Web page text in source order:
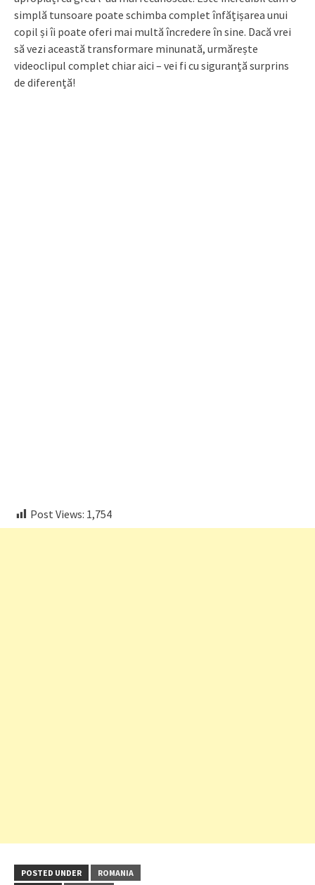
simplă tunsoare poate schimba complet înfățișarea unui
copil și îi poate oferi mai multă încredere în sine. Dacă vrei
să vezi această transformare minunată, urmărește
videoclipul complet chiar aici – vei fi cu siguranță surprins
de diferență!
Post Views: 1,754
POSTED UNDER
ROMANIA